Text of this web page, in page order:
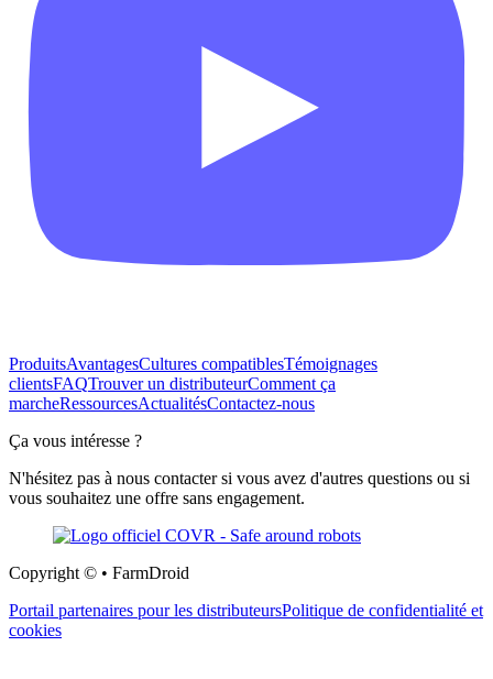
ProduitsAvantagesCultures compatiblesTémoignages
clientsFAQTrouver un distributeurComment ça
marcheRessourcesActualitésContactez-nous
Ça vous intéresse ?
N'hésitez pas à nous contacter si vous avez d'autres questions ou si
vous souhaitez une offre sans engagement.
Copyright © • FarmDroid
Portail partenaires pour les distributeursPolitique de confidentialité et
cookies